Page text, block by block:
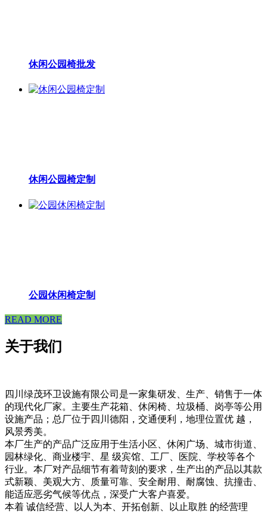
休闲公园椅批发
休闲公园椅定制
公园休闲椅定制
READ MORE
关于我们
四川绿茂环卫设施有限公司是一家集研发、生产、销售于一体
的现代化厂家。主要生产花箱、休闲椅、垃圾桶、岗亭等公用
设施产品；总厂位于四川德阳，交通便利，地理位置优 越，
风景秀美。
本厂生产的产品广泛应用于生活小区、休闲广场、城市街道、
园林绿化、商业楼宇、星 级宾馆、工厂、医院、学校等各个
行业。本厂对产品细节有着苛刻的要求，生产出的产品以其款
式新颖、美观大方、质量可靠、安全耐用、耐腐蚀、抗撞击、
能适应恶劣气候等优点，深受广大客户喜爱。
本着 诚信经营、以人为本、开拓创新、以止取胜 的经营理